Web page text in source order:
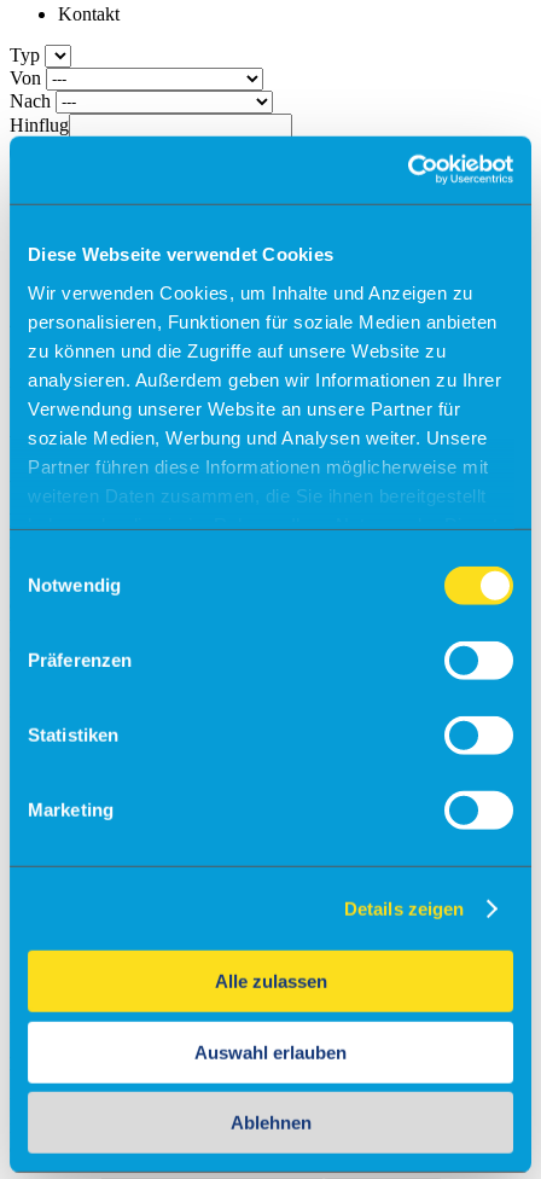
Diese Webseite verwendet Cookies
Wir verwenden Cookies, um Inhalte und Anzeigen zu
personalisieren, Funktionen für soziale Medien anbieten
zu können und die Zugriffe auf unsere Website zu
analysieren. Außerdem geben wir Informationen zu Ihrer
Verwendung unserer Website an unsere Partner für
soziale Medien, Werbung und Analysen weiter. Unsere
Partner führen diese Informationen möglicherweise mit
weiteren Daten zusammen, die Sie ihnen bereitgestellt
Notwendig
Präferenzen
Statistiken
Marketing
Details zeigen
Alle zulassen
Auswahl erlauben
Ablehnen
Kontakt
Typ
Von
Nach
Hinflug
Startseite
Anfahrt
Anfahrt
Routenplaner PKW
Anreise zum Kassel Airport mit dem Auto
-WICHTIGER HINWEIS-
Mit dem Auto ist der Kassel Airport einfach und bequem zu
erreichen. In der Mitte Deutschlands gelegen verfügt er über eine
einer entspannten Nebensache macht.
A44 aus Richtung Dortmund: Abfahrt Breuna, Richtung
Aus Richtung Norden B7 nach Calden oder B83 bis
Burguffeln, dann Richtung Calden
bis Calden
A49 aus Richtung Marburg bis Kreuz Kassel-West, dort auf
die A44 Richtung Dortmund, Abfahrt Zierenberg, über
Zierenberg nach Calden
Zieladresse für Navigationssysteme
Fieseler-Storch-Str. 40, 34379 Calden
möglicherweise noch nicht finden. In diesem Fall folgen Sie bitte
der Beschilderung ab Ortseinfahrt Calden.